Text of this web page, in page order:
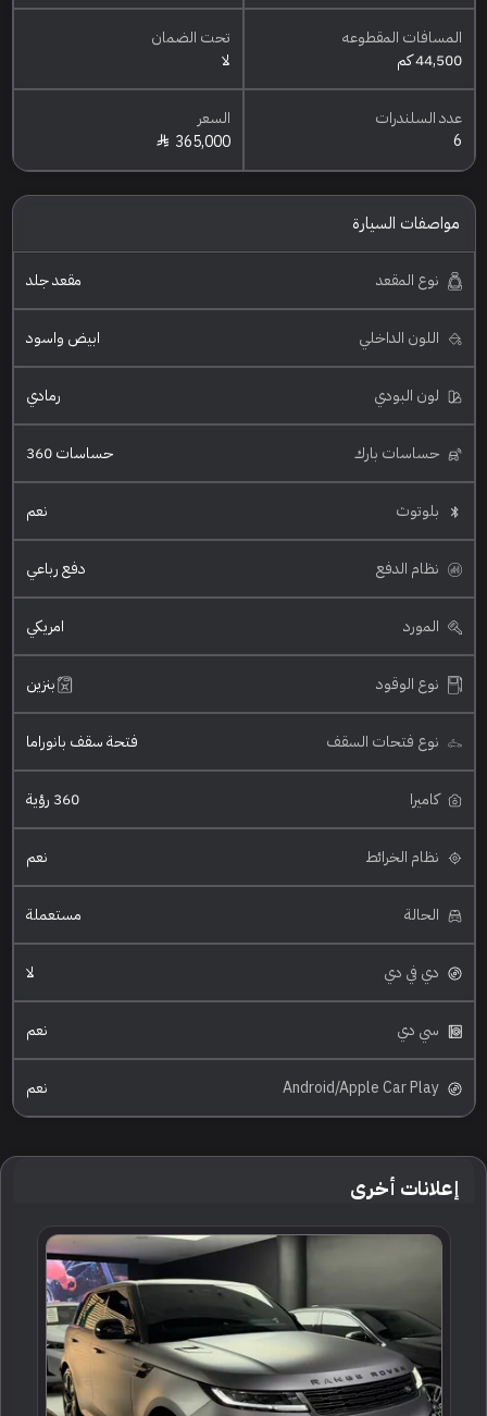
المسافات المقطوعه
44,500 كم
تحت الضمان
لا
عدد السلندرات
6
السعر
365,000
مواصفات السيارة
نوع المقعد مقعد جلد
اللون الداخلي ابيض واسود
لون البودي رمادي
حساسات بارك حساسات 360
بلوتوث نعم
نظام الدفع دفع رباعي
المورد امريكي
نوع الوقود بنزين
نوع فتحات السقف فتحة سقف بانوراما
كاميرا 360 رؤية
نظام الخرائط نعم
الحالة مستعملة
دي في دي لا
سي دي نعم
Android/Apple Car Play نعم
إعلانات أخرى